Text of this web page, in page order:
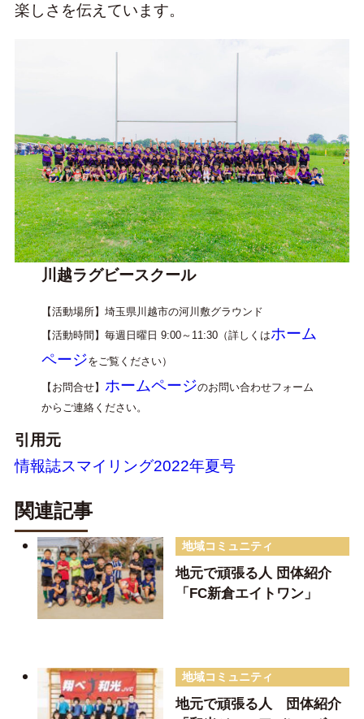
楽しさを伝えています。
川越ラグビースクール
【活動場所】埼玉県川越市の河川敷グラウンド
【活動時間】毎週日曜日 9:00～11:30（詳しくはホーム
ページをご覧ください）
【お問合せ】 ホームページのお問い合わせフォーム
からご連絡ください。
引用元
情報誌スマイリング2022年夏号
関連記事
地域コミュニティ
地元で頑張る人 団体紹介
「FC新倉エイトワン」
地域コミュニティ
地元で頑張る人 団体紹介